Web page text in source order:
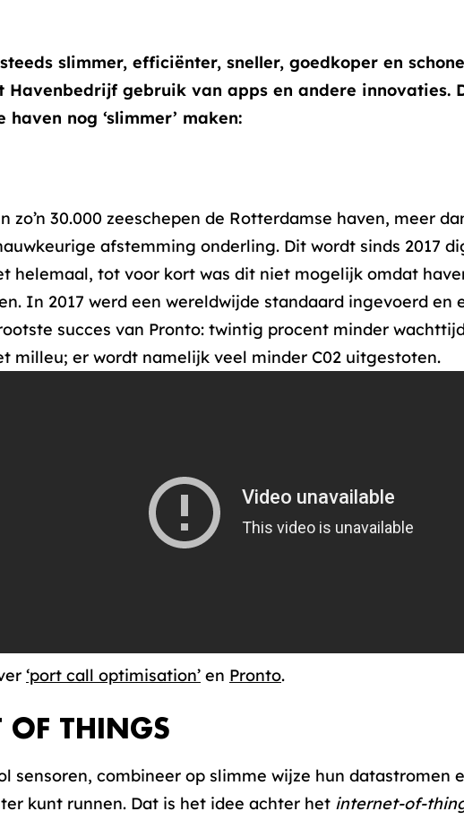
slimmer, efficiënter, sneller, goedkoper en
Havenbedrijf gebruik van apps en andere innovaties.
nog ‘slimmer’ maken:
zo’n 30.000 zeeschepen de Rotterdamse haven, meer
afstemming onderling. Dit wordt sinds 2017
helemaal, tot voor kort was dit niet mogelijk omdat
In 2017 werd een wereldwijde standaard ingevoerd en
succes van Pronto: twintig procent minder
milleu; er wordt namelijk veel minder C02 uitgestoten.
‘port call optimisation’ en Pronto.
OF THINGS
sensoren, combineer op slimme wijze hun datastromen
kunt runnen. Dat is het idee achter het internet-of-